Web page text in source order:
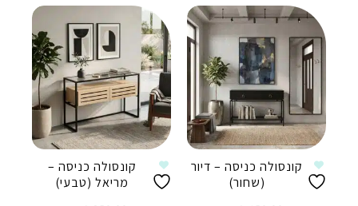
קונסולה כניסה – דיור
(שחור)
קונסולה כניסה –
מריאל (טבעי)